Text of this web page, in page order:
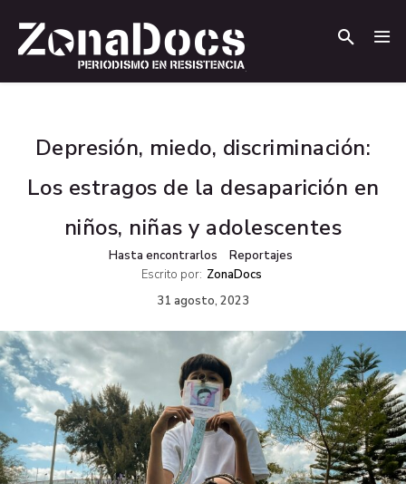
Depresión, miedo, discriminación:
Los estragos de la desaparición en
niños, niñas y adolescentes
Hasta encontrarlos
Reportajes
Escrito por: ZonaDocs
31 agosto, 2023